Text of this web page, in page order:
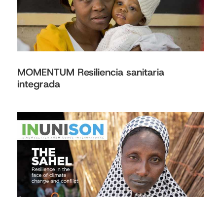
MOMENTUM Resiliencia sanitaria
integrada